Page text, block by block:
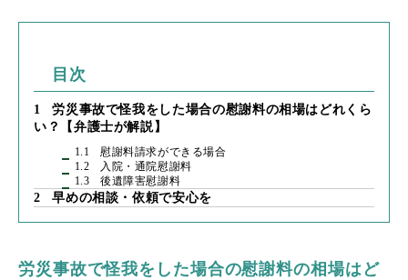
目次
1
労災事故で怪我をした場合の慰謝料の相場はどれくら
い？【弁護士が解説】
1.1
慰謝料請求ができる場合
1.2
入院・通院慰謝料
1.3
後遺障害慰謝料
2 早めの相談・依頼で安心を
労災事故で怪我をした場合の慰謝料の相場はど